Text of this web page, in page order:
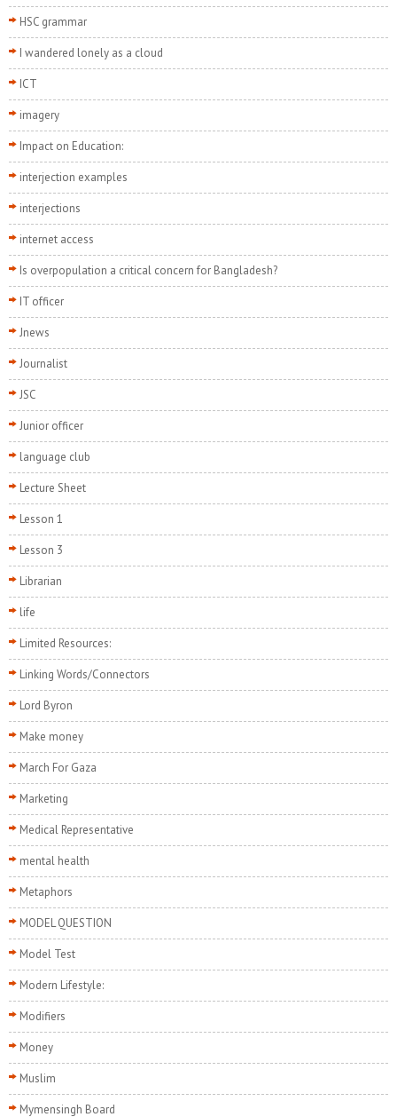
HSC grammar
I wandered lonely as a cloud
ICT
imagery
Impact on Education:
interjection examples
interjections
internet access
Is overpopulation a critical concern for Bangladesh?
IT officer
Jnews
Journalist
JSC
Junior officer
language club
Lecture Sheet
Lesson 1
Lesson 3
Librarian
life
Limited Resources:
Linking Words/Connectors
Lord Byron
Make money
March For Gaza
Marketing
Medical Representative
mental health
Metaphors
MODEL QUESTION
Model Test
Modern Lifestyle:
Modifiers
Money
Muslim
Mymensingh Board